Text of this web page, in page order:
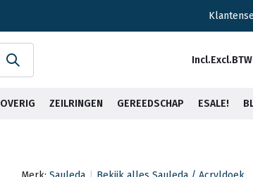
Incl.Excl.BTW
OVERIG ZEILRINGEN GEREEDSCHAP ESALE!